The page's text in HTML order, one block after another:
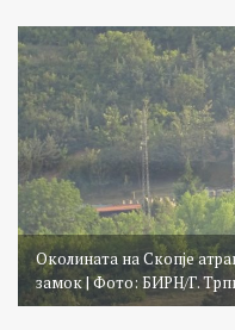
Околината на Скопје
замок | Фото: БИРН/Г.